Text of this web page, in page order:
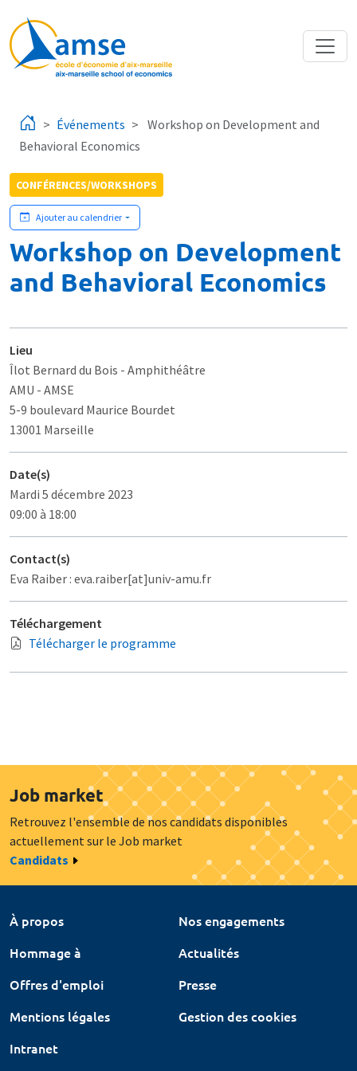
Événements
Workshop on Development and
Behavioral Economics
CONFÉRENCES/WORKSHOPS
Ajouter au calendrier
Workshop on Development
and Behavioral Economics
Lieu
Îlot Bernard du Bois - Amphithéâtre
AMU - AMSE
5-9 boulevard Maurice Bourdet
13001 Marseille
Date(s)
Mardi 5 décembre 2023
09:00 à 18:00
Contact(s)
Eva Raiber : eva.raiber[at]univ-amu.fr
Téléchargement
Télécharger le programme
Job market
Retrouvez l'ensemble de nos candidats disponibles
actuellement sur le Job market
Candidats
À propos
Nos engagements
Hommage à
Actualités
Offres d'emploi
Presse
Mentions légales
Gestion des cookies
Intranet